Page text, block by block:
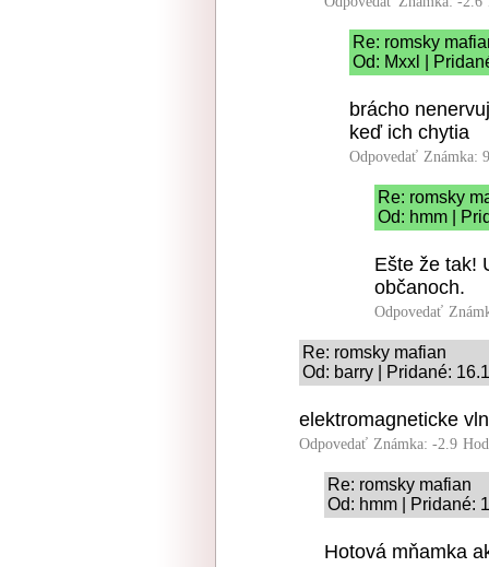
Re: romsky
Od: Mxxl |
brácho
keď ich chytia
Odpovedať Známka:
Re: romsky
Od: hmm |
Ešte že tak!
občanoch.
Odpovedať
Re: romsky mafian
Od: barry | Pridané:
elektromagneticke
Odpovedať Známka: -2.9
Re: romsky mafian
Od: hmm | Pridané:
Hotová mňamka